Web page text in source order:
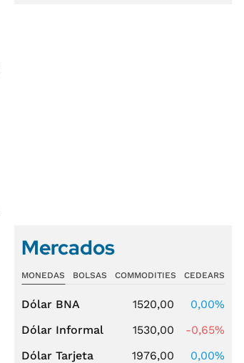
Mercados
MONEDAS BOLSAS COMMODITIES CEDEARS
Dólar BNA 1520,00
0,00%
Dólar Informal
1530,00
-0,65%
Dólar Tarjeta
1976,00
0,00%